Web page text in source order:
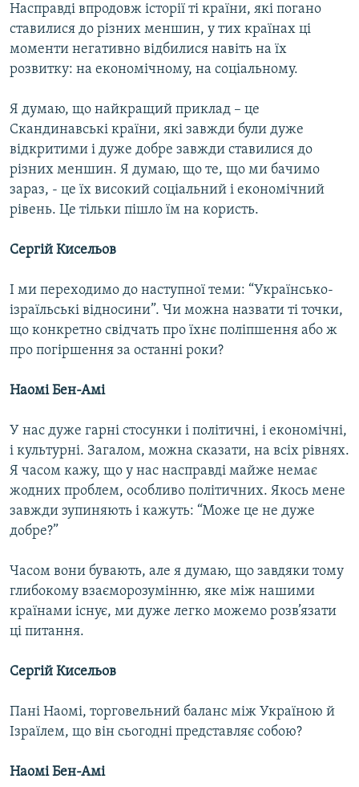
Насправді впродовж історії ті країни, які погано
ставилися до різних меншин, у тих країнах ці
моменти негативно відбилися навіть на їх
розвитку: на економічному, на соціальному.
Я думаю, що найкращий приклад – це
Скандинавські країни, які завжди були дуже
відкритими і дуже добре завжди ставилися до
різних меншин. Я думаю, що те, що ми бачимо
зараз, - це їх високий соціальний і економічний
рівень. Це тільки пішло їм на користь.
Сергій Кисельов
І ми переходимо до наступної теми: “Українсько-
ізраїльські відносини”. Чи можна назвати ті точки,
що конкретно свідчать про їхнє поліпшення або ж
про погіршення за останні роки?
Наомі Бен-Амі
У нас дуже гарні стосунки і політичні, і економічні,
і культурні. Загалом, можна сказати, на всіх рівнях.
Я часом кажу, що у нас насправді майже немає
жодних проблем, особливо політичних. Якось мене
завжди зупиняють і кажуть: “Може це не дуже
добре?”
Часом вони бувають, але я думаю, що завдяки тому
глибокому взаєморозумінню, яке між нашими
країнами існує, ми дуже легко можемо розв’язати
ці питання.
Сергій Кисельов
Пані Наомі, торговельний баланс між Україною й
Ізраїлем, що він сьогодні представляє собою?
Наомі Бен-Амі